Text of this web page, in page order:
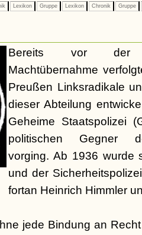
Lexikon Gruppe Lexikon Chronik Gruppe
Bereits vor der
Machtübernahme
Preußen Linksradikale
dieser Abteilung
Geheime Staatspolizei
politischen Gegner
vorging. Ab 1936 wurde
und der
fortan Heinrich Himmler
jede Bindung an